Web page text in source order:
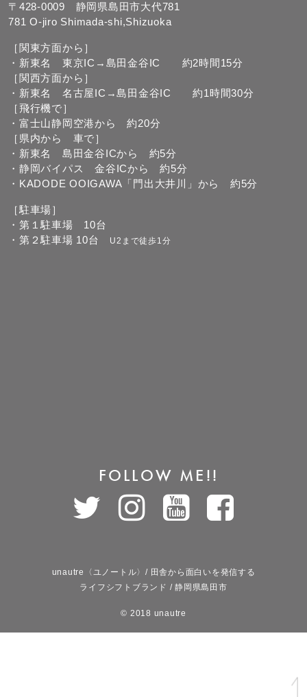
〒428-0009 静岡県島田市大代781
781 O-jiro Shimada-shi,Shizuoka
［関東方面から］
・新東名 東京IC→島田金谷IC 約2時間15分
［関西方面から］
・新東名 名古屋IC→島田金谷IC 約1時間30分
［飛行機で］
・富士山静岡空港から 約20分
［県内から 車で］
・新東名 島田金谷ICから 約5分
・静岡バイパス 金谷ICから 約5分
・KADODE OOIGAWA「門出大井川」から 約5分
［駐車場］
・第１駐車場 10台
・第２駐車場 10台
U2まで徒歩1分
FOLLOW ME!!
unautre〈ユノートル〉/ 田舎から面白いを発信する
ライフシフトブランド / 静岡県島田市
© 2018 unautre